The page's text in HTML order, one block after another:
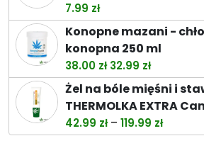
do
119.99 zł
7.99 zł
Konopne mazani -
konopna 250 ml
38.00 zł Pierwotna
cena
wynosiła:
38.00 zł.
32.99 złAktualna
cena
wynosi:
32.99 zł.
Żel na bóle mięśni i
THERMOLKA EXTRA
42.99 zł – 119.99 złZakres
cen: